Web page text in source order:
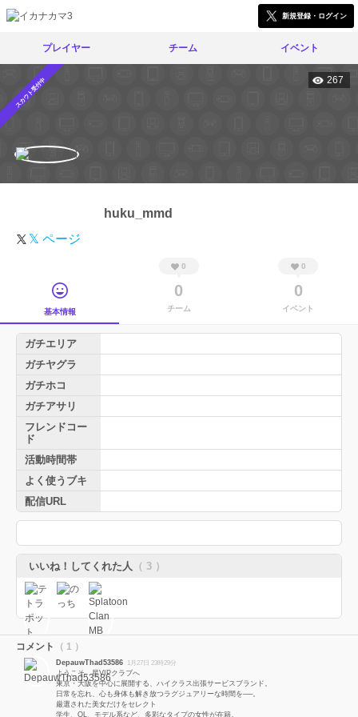
新規登録・ログイン
プレイヤー チーム イベント
スカウト受付中 267
huku_mmd
𝕏 ページ
基本情報
0
0
チーム
0
0
イベント
ガチエリア
ガチヤグラ
ガチホコ
ガチアサリ
フレンドコー
ド
活動時間帯
よく使うブキ
配信URL
いいね！してくれた人 （ 3 ）
コメント （ 1 ）
DepauwThad53586 1月27日 23時29分
ようこそ、星VIPクラブへ
東京・大阪を中心に展開する、ハイクラス出張サービスブランド。
日常を忘れ、心も身体も解き放つラグジュアリーな時間を──。
厳選された美女だけをセレクト
学生、OL、モデル系など、多彩なタイプの女性が在籍。